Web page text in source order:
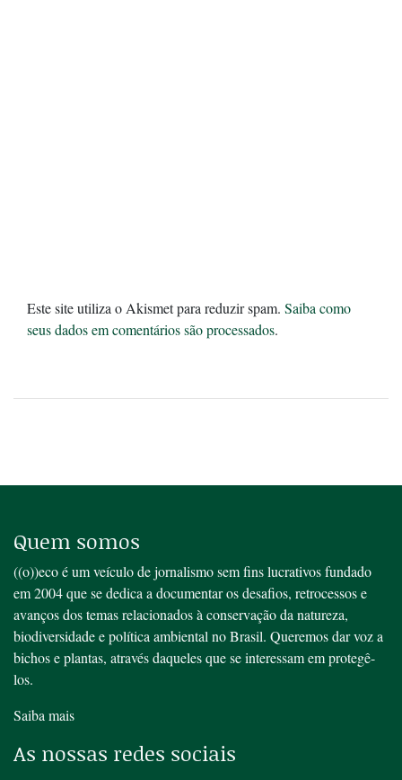
Este site utiliza o Akismet para reduzir spam. Saiba como
seus dados em comentários são processados.
Quem somos
((o))eco é um veículo de jornalismo sem fins lucrativos fundado
em 2004 que se dedica a documentar os desafios, retrocessos e
avanços dos temas relacionados à conservação da natureza,
biodiversidade e política ambiental no Brasil. Queremos dar voz a
bichos e plantas, através daqueles que se interessam em protegê-
los.
Saiba mais
As nossas redes sociais